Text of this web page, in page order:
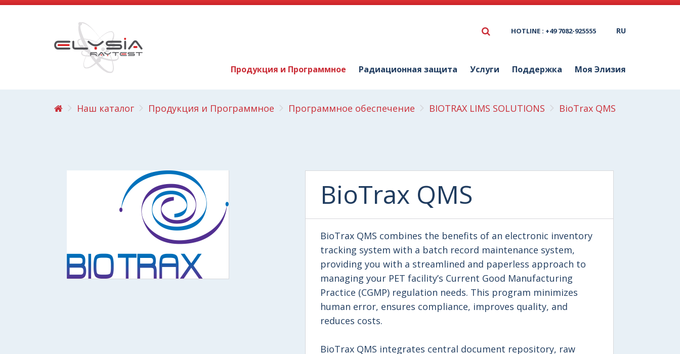
HOTLINE : +49 7082-925555 RU
Продукция и Программное Радиационная защита Услуги Поддержка Моя Элизия
Наш каталог Продукция и Программное Программное обеспечение BIOTRAX LIMS SOLUTIONS BioTrax QMS
BioTrax QMS
BioTrax QMS combines the benefits of an electronic inventory
tracking system with a batch record maintenance system,
providing you with a streamlined and paperless approach to
managing your PET facility’s Current Good Manufacturing
Practice (CGMP) regulation needs. This program minimizes
human error, ensures compliance, improves quality, and
reduces costs.
BioTrax QMS integrates central document repository, raw